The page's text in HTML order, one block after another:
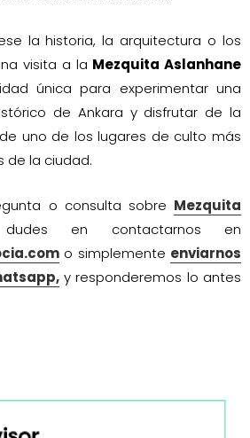
la historia, la arquitectura o los
visita a la Mezquita Aslanhane
única para experimentar una
de Ankara y disfrutar de la
uno de los lugares de culto más
de la ciudad.
o consulta sobre Mezquita
en contactarnos en
o simplemente enviarnos
y responderemos lo antes